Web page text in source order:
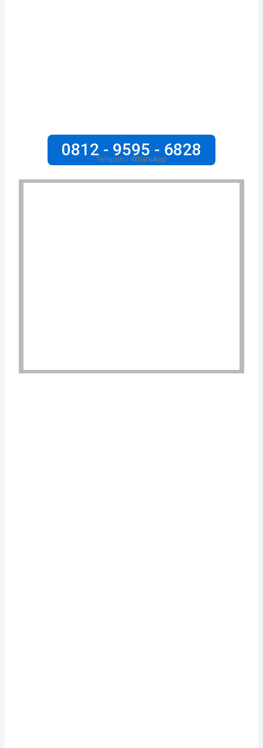
0812 - 9595 - 6828
Telepon / WhatsApp